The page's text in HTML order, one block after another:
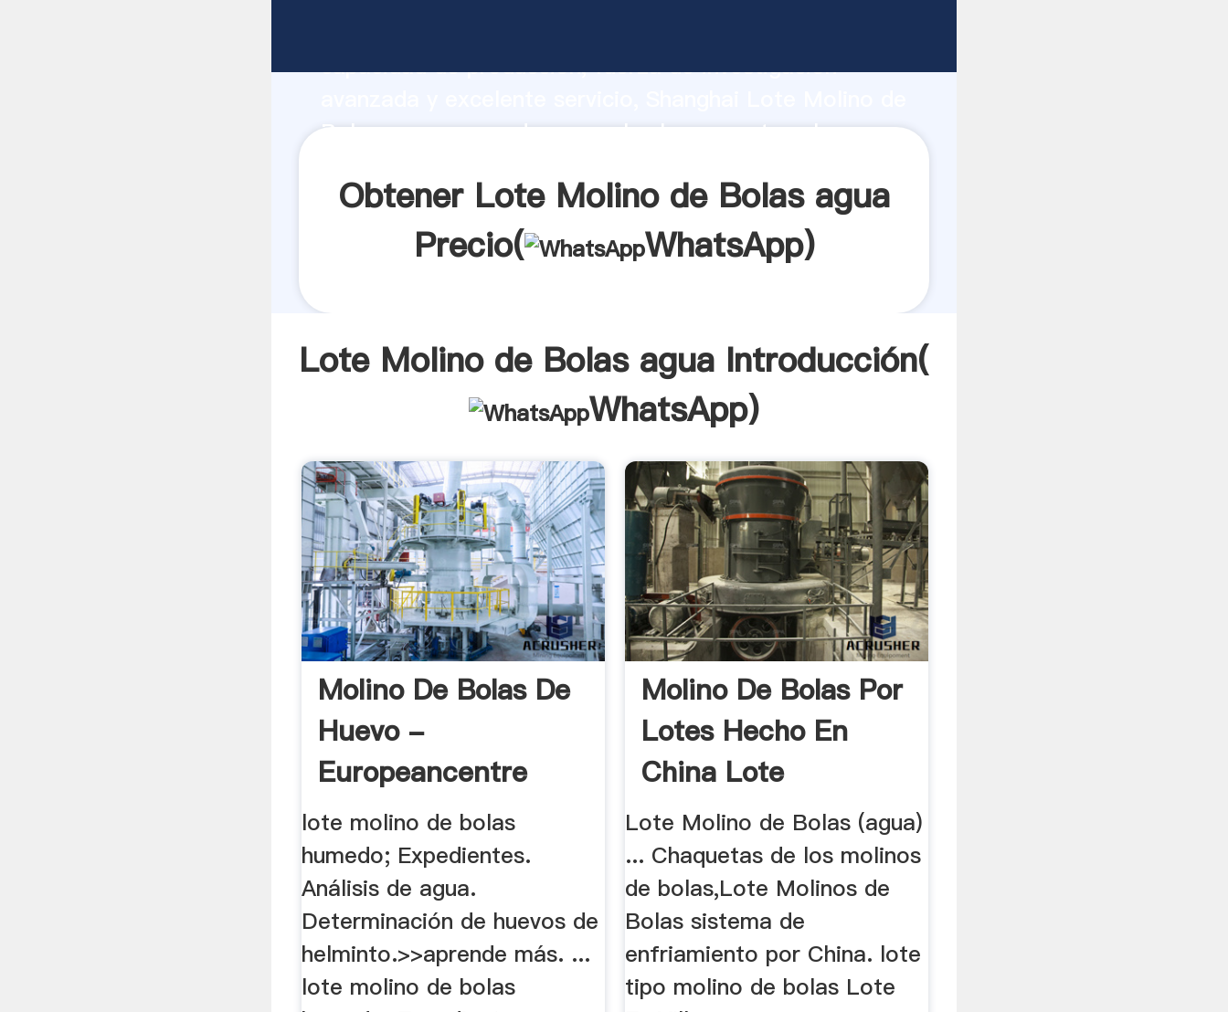
capacidad de producción, fuerza de investigación
Bolas agua proveedor crea el valor y aporta valores a
Obtener Lote Molino de Bolas agua
Precio(
WhatsApp)
Lote Molino de Bolas agua Introducción(
WhatsApp)
Molino De Bolas De
Huevo -
Europeancentre
lote molino de bolas
humedo; Expedientes.
Análisis de agua.
Determinación de huevos de
helminto.>>aprende más. ...
lote molino de bolas
Molino De Bolas Por
Lotes Hecho En
China Lote
Lote Molino de Bolas (agua)
... Chaquetas de los molinos
de bolas,Lote Molinos de
Bolas sistema de
enfriamiento por China. lote
tipo molino de bolas Lote